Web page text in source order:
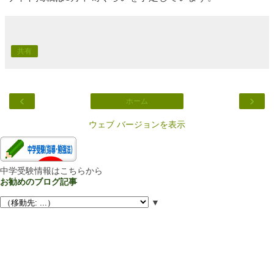
共有
‹ ›
ホーム
ウェブ バージョンを表示
中学受験情報はこちらから
お勧めのブログ記事
▼